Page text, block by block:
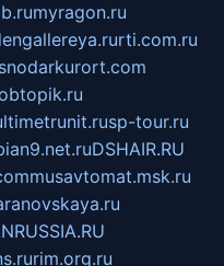
myragon.ru
rti.com.ru
sp-tour.ru
DSHAIR.RU
musavtomat.msk.ru
rim.org.ru